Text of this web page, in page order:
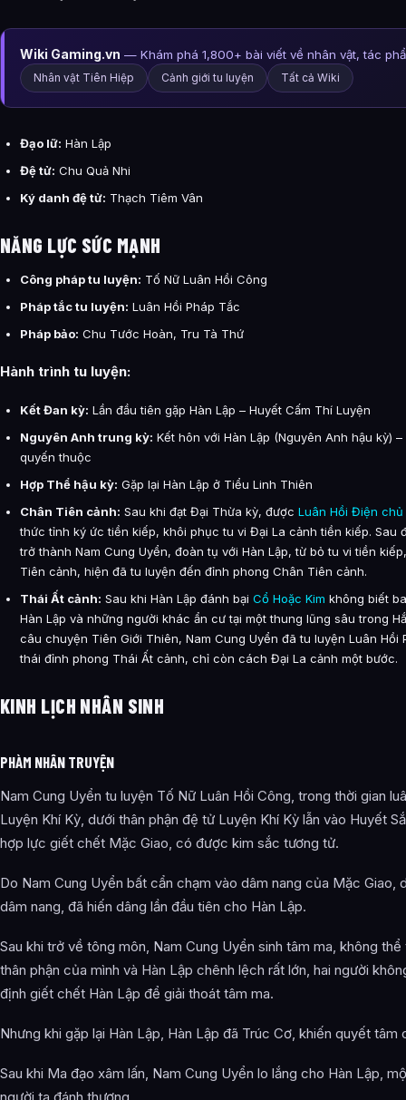
Wiki Gaming.vn — Khám phá 1,800+ bài viết về nhân vật, tác
Nhân vật Tiên Hiệp Cảnh giới tu luyện Tất cả Wiki
Đạo lữ: Hàn Lập
Đệ tử: Chu Quả Nhi
Ký danh đệ tử: Thạch Tiêm Vân
NĂNG LỰC SỨC MẠNH
Công pháp tu luyện: Tố Nữ Luân Hồi Công
Pháp tắc tu luyện: Luân Hồi Pháp Tắc
Pháp bảo: Chu Tước Hoàn, Tru Tà Thứ
Hành trình tu luyện:
Kết Đan kỳ: Lần đầu tiên gặp Hàn Lập – Huyết Cấm Thí Luyện
Nguyên Anh trung kỳ: Kết hôn với Hàn Lập (Nguyên Anh hậu kỳ)
quyến thuộc
Hợp Thể hậu kỳ: Gặp lại Hàn Lập ở Tiểu Linh Thiên
Chân Tiên cảnh: Sau khi đạt Đại Thừa kỳ, được Luân Hồi Điện chủ
thức tỉnh ký ức tiền kiếp, khôi phục tu vi Đại La cảnh tiền kiếp. Sau
trở thành Nam Cung Uyển, đoàn tụ với Hàn Lập, từ bỏ tu vi tiền
Tiên cảnh, hiện đã tu luyện đến đỉnh phong Chân Tiên cảnh.
Thái Ất cảnh: Sau khi Hàn Lập đánh bại Cổ Hoặc Kim không biết
Hàn Lập và những người khác ẩn cư tại một thung lũng sâu trong
câu chuyện Tiên Giới Thiên, Nam Cung Uyển đã tu luyện Luân Hồi
thái đỉnh phong Thái Ất cảnh, chỉ còn cách Đại La cảnh một bước.
KINH LỊCH NHÂN SINH
PHÀM NHÂN TRUYỆN
Nam Cung Uyển tu luyện Tố Nữ Luân Hồi Công, trong thời gian
Luyện Khí Kỳ, dưới thân phận đệ tử Luyện Khí Kỳ lẫn vào Huyết
hợp lực giết chết Mặc Giao, có được kim sắc tương tử.
Do Nam Cung Uyển bất cẩn chạm vào dâm nang của Mặc Giao,
dâm nang, đã hiến dâng lần đầu tiên cho Hàn Lập.
Sau khi trở về tông môn, Nam Cung Uyển sinh tâm ma, không
thân phận của mình và Hàn Lập chênh lệch rất lớn, hai người
định giết chết Hàn Lập để giải thoát tâm ma.
Nhưng khi gặp lại Hàn Lập, Hàn Lập đã Trúc Cơ, khiến quyết tâm
Sau khi Ma đạo xâm lấn, Nam Cung Uyển lo lắng cho Hàn Lập,